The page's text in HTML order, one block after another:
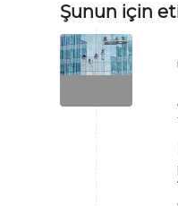
Şunun için